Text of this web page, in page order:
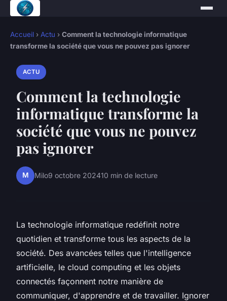
Accueil › Actu › Comment la technologie informatique
transforme la société que vous ne pouvez pas ignorer
ACTU
Comment la technologie
informatique transforme la
société que vous ne pouvez
pas ignorer
M Milo9 octobre 202410 min de lecture
La technologie informatique redéfinit notre
quotidien et transforme tous les aspects de la
société. Des avancées telles que l'intelligence
artificielle, le cloud computing et les objets
connectés façonnent notre manière de
communiquer, d'apprendre et de travailler. Ignorer